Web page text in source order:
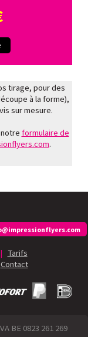
tirage, pour des
à la forme),
sur mesure.
formulaire de
.
|
Tarifs
Contact
BE 0823 261 269